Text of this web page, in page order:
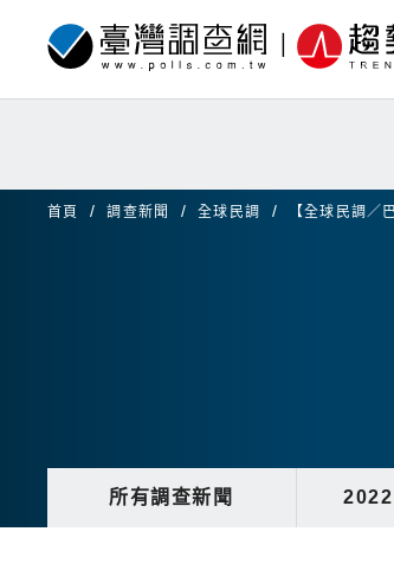
首頁 調查新聞 全球民調 【全球民調／
所有調查新聞